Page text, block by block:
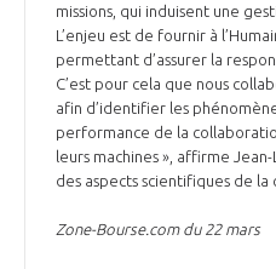
missions, qui induisent une
L’enjeu est de fournir à
permettant d’assurer la
C’est pour cela que nous
afin d’identifier les
performance de la
leurs machines », affirme
des aspects scientifiques de la
Zone-Bourse.com du 22 mars